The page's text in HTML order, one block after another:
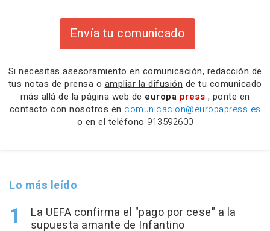
Envía tu comunicado
Si necesitas asesoramiento en comunicación, redacción de
tus notas de prensa o ampliar la difusión de tu comunicado
más allá de la página web de europa press , ponte en
contacto con nosotros en comunicacion@europapress.es
o en el teléfono 913592600
Lo más leído
La UEFA confirma el "pago por cese" a la
supuesta amante de Infantino